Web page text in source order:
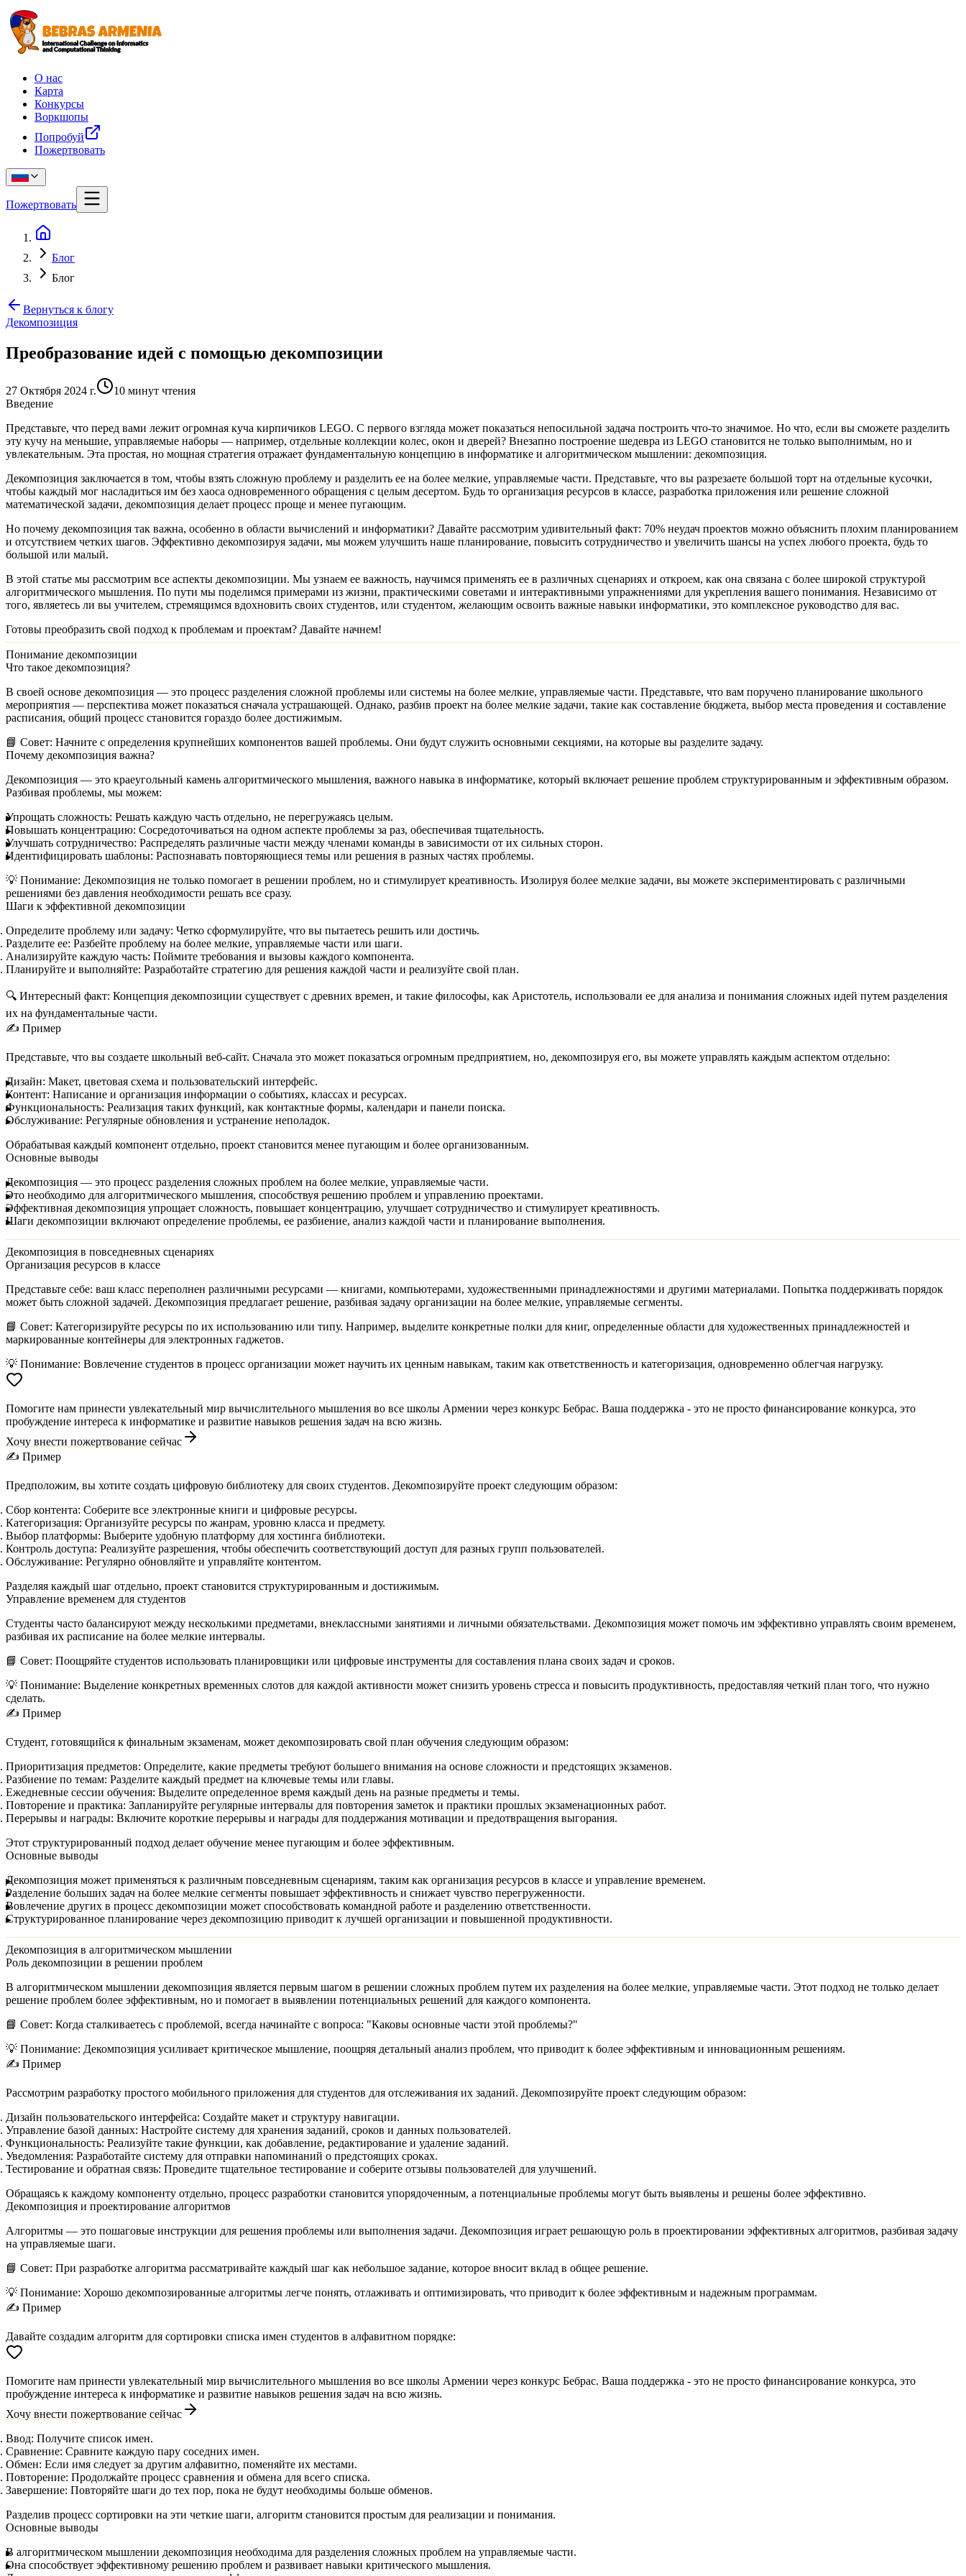
О нас
Карта
Конкурсы
Воркшопы
Попробуй
Пожертвовать
Пожертвовать
Блог
Блог
Вернуться к блогу
Декомпозиция
Преобразование идей с помощью декомпозиции
27 Октября 2024 г.
10 минут чтения
Введение
Представьте, что перед вами лежит огромная куча кирпичиков LEGO. С первого взгляда может показаться непосильной задача построить что-то значимое. Но что, если вы сможете разделить
эту кучу на меньшие, управляемые наборы — например, отдельные коллекции колес, окон и дверей? Внезапно построение шедевра из LEGO становится не только выполнимым, но и
увлекательным. Эта простая, но мощная стратегия отражает фундаментальную концепцию в информатике и алгоритмическом мышлении: декомпозиция.
Декомпозиция заключается в том, чтобы взять сложную проблему и разделить ее на более мелкие, управляемые части. Представьте, что вы разрезаете большой торт на отдельные кусочки,
чтобы каждый мог насладиться им без хаоса одновременного обращения с целым десертом. Будь то организация ресурсов в классе, разработка приложения или решение сложной
математической задачи, декомпозиция делает процесс проще и менее пугающим.
Но почему декомпозиция так важна, особенно в области вычислений и информатики? Давайте рассмотрим удивительный факт: 70% неудач проектов можно объяснить плохим планированием
и отсутствием четких шагов. Эффективно декомпозируя задачи, мы можем улучшить наше планирование, повысить сотрудничество и увеличить шансы на успех любого проекта, будь то
большой или малый.
В этой статье мы рассмотрим все аспекты декомпозиции. Мы узнаем ее важность, научимся применять ее в различных сценариях и откроем, как она связана с более широкой структурой
алгоритмического мышления. По пути мы поделимся примерами из жизни, практическими советами и интерактивными упражнениями для укрепления вашего понимания. Независимо от
того, являетесь ли вы учителем, стремящимся вдохновить своих студентов, или студентом, желающим освоить важные навыки информатики, это комплексное руководство для вас.
Готовы преобразить свой подход к проблемам и проектам? Давайте начнем!
Понимание декомпозиции
Что такое декомпозиция?
В своей основе декомпозиция — это процесс разделения сложной проблемы или системы на более мелкие, управляемые части. Представьте, что вам поручено планирование школьного
мероприятия — перспектива может показаться сначала устрашающей. Однако, разбив проект на более мелкие задачи, такие как составление бюджета, выбор места проведения и составление
расписания, общий процесс становится гораздо более достижимым.
📘 Совет: Начните с определения крупнейших компонентов вашей проблемы. Они будут служить основными секциями, на которые вы разделите задачу.
Почему декомпозиция важна?
Декомпозиция — это краеугольный камень алгоритмического мышления, важного навыка в информатике, который включает решение проблем структурированным и эффективным образом.
Разбивая проблемы, мы можем:
Упрощать сложность: Решать каждую часть отдельно, не перегружаясь целым.
Повышать концентрацию: Сосредоточиваться на одном аспекте проблемы за раз, обеспечивая тщательность.
Улучшать сотрудничество: Распределять различные части между членами команды в зависимости от их сильных сторон.
Идентифицировать шаблоны: Распознавать повторяющиеся темы или решения в разных частях проблемы.
💡 Понимание: Декомпозиция не только помогает в решении проблем, но и стимулирует креативность. Изолируя более мелкие задачи, вы можете экспериментировать с различными
решениями без давления необходимости решать все сразу.
Шаги к эффективной декомпозиции
Определите проблему или задачу: Четко сформулируйте, что вы пытаетесь решить или достичь.
Разделите ее: Разбейте проблему на более мелкие, управляемые части или шаги.
Анализируйте каждую часть: Поймите требования и вызовы каждого компонента.
Планируйте и выполняйте: Разработайте стратегию для решения каждой части и реализуйте свой план.
🔍 Интересный факт: Концепция декомпозиции существует с древних времен, и такие философы, как Аристотель, использовали ее для анализа и понимания сложных идей путем разделения
их на фундаментальные части.
✍️ Пример
Представьте, что вы создаете школьный веб-сайт. Сначала это может показаться огромным предприятием, но, декомпозируя его, вы можете управлять каждым аспектом отдельно:
Дизайн: Макет, цветовая схема и пользовательский интерфейс.
Контент: Написание и организация информации о событиях, классах и ресурсах.
Функциональность: Реализация таких функций, как контактные формы, календари и панели поиска.
Обслуживание: Регулярные обновления и устранение неполадок.
Обрабатывая каждый компонент отдельно, проект становится менее пугающим и более организованным.
Основные выводы
Декомпозиция — это процесс разделения сложных проблем на более мелкие, управляемые части.
Это необходимо для алгоритмического мышления, способствуя решению проблем и управлению проектами.
Эффективная декомпозиция упрощает сложность, повышает концентрацию, улучшает сотрудничество и стимулирует креативность.
Шаги декомпозиции включают определение проблемы, ее разбиение, анализ каждой части и планирование выполнения.
Декомпозиция в повседневных сценариях
Организация ресурсов в классе
Представьте себе: ваш класс переполнен различными ресурсами — книгами, компьютерами, художественными принадлежностями и другими материалами. Попытка поддерживать порядок
может быть сложной задачей. Декомпозиция предлагает решение, разбивая задачу организации на более мелкие, управляемые сегменты.
📘 Совет: Категоризируйте ресурсы по их использованию или типу. Например, выделите конкретные полки для книг, определенные области для художественных принадлежностей и
маркированные контейнеры для электронных гаджетов.
💡 Понимание: Вовлечение студентов в процесс организации может научить их ценным навыкам, таким как ответственность и категоризация, одновременно облегчая нагрузку.
Помогите нам принести увлекательный мир вычислительного мышления во все школы Армении через конкурс Бебрас. Ваша поддержка - это не просто финансирование конкурса, это
пробуждение интереса к информатике и развитие навыков решения задач на всю жизнь.
Хочу внести пожертвование сейчас
✍️ Пример
Предположим, вы хотите создать цифровую библиотеку для своих студентов. Декомпозируйте проект следующим образом:
Сбор контента: Соберите все электронные книги и цифровые ресурсы.
Категоризация: Организуйте ресурсы по жанрам, уровню класса и предмету.
Выбор платформы: Выберите удобную платформу для хостинга библиотеки.
Контроль доступа: Реализуйте разрешения, чтобы обеспечить соответствующий доступ для разных групп пользователей.
Обслуживание: Регулярно обновляйте и управляйте контентом.
Разделяя каждый шаг отдельно, проект становится структурированным и достижимым.
Управление временем для студентов
Студенты часто балансируют между несколькими предметами, внеклассными занятиями и личными обязательствами. Декомпозиция может помочь им эффективно управлять своим временем,
разбивая их расписание на более мелкие интервалы.
📘 Совет: Поощряйте студентов использовать планировщики или цифровые инструменты для составления плана своих задач и сроков.
💡 Понимание: Выделение конкретных временных слотов для каждой активности может снизить уровень стресса и повысить продуктивность, предоставляя четкий план того, что нужно
сделать.
✍️ Пример
Студент, готовящийся к финальным экзаменам, может декомпозировать свой план обучения следующим образом:
Приоритизация предметов: Определите, какие предметы требуют большего внимания на основе сложности и предстоящих экзаменов.
Разбиение по темам: Разделите каждый предмет на ключевые темы или главы.
Ежедневные сессии обучения: Выделите определенное время каждый день на разные предметы и темы.
Повторение и практика: Запланируйте регулярные интервалы для повторения заметок и практики прошлых экзаменационных работ.
Перерывы и награды: Включите короткие перерывы и награды для поддержания мотивации и предотвращения выгорания.
Этот структурированный подход делает обучение менее пугающим и более эффективным.
Основные выводы
Декомпозиция может применяться к различным повседневным сценариям, таким как организация ресурсов в классе и управление временем.
Разделение больших задач на более мелкие сегменты повышает эффективность и снижает чувство перегруженности.
Вовлечение других в процесс декомпозиции может способствовать командной работе и разделению ответственности.
Структурированное планирование через декомпозицию приводит к лучшей организации и повышенной продуктивности.
Декомпозиция в алгоритмическом мышлении
Роль декомпозиции в решении проблем
В алгоритмическом мышлении декомпозиция является первым шагом в решении сложных проблем путем их разделения на более мелкие, управляемые части. Этот подход не только делает
решение проблем более эффективным, но и помогает в выявлении потенциальных решений для каждого компонента.
📘 Совет: Когда сталкиваетесь с проблемой, всегда начинайте с вопроса: "Каковы основные части этой проблемы?"
💡 Понимание: Декомпозиция усиливает критическое мышление, поощряя детальный анализ проблем, что приводит к более эффективным и инновационным решениям.
✍️ Пример
Рассмотрим разработку простого мобильного приложения для студентов для отслеживания их заданий. Декомпозируйте проект следующим образом:
Дизайн пользовательского интерфейса: Создайте макет и структуру навигации.
Управление базой данных: Настройте систему для хранения заданий, сроков и данных пользователей.
Функциональность: Реализуйте такие функции, как добавление, редактирование и удаление заданий.
Уведомления: Разработайте систему для отправки напоминаний о предстоящих сроках.
Тестирование и обратная связь: Проведите тщательное тестирование и соберите отзывы пользователей для улучшений.
Обращаясь к каждому компоненту отдельно, процесс разработки становится упорядоченным, а потенциальные проблемы могут быть выявлены и решены более эффективно.
Декомпозиция и проектирование алгоритмов
Алгоритмы — это пошаговые инструкции для решения проблемы или выполнения задачи. Декомпозиция играет решающую роль в проектировании эффективных алгоритмов, разбивая задачу
на управляемые шаги.
📘 Совет: При разработке алгоритма рассматривайте каждый шаг как небольшое задание, которое вносит вклад в общее решение.
💡 Понимание: Хорошо декомпозированные алгоритмы легче понять, отлаживать и оптимизировать, что приводит к более эффективным и надежным программам.
✍️ Пример
Давайте создадим алгоритм для сортировки списка имен студентов в алфавитном порядке:
Помогите нам принести увлекательный мир вычислительного мышления во все школы Армении через конкурс Бебрас. Ваша поддержка - это не просто финансирование конкурса, это
пробуждение интереса к информатике и развитие навыков решения задач на всю жизнь.
Хочу внести пожертвование сейчас
Ввод: Получите список имен.
Сравнение: Сравните каждую пару соседних имен.
Обмен: Если имя следует за другим алфавитно, поменяйте их местами.
Повторение: Продолжайте процесс сравнения и обмена для всего списка.
Завершение: Повторяйте шаги до тех пор, пока не будут необходимы больше обменов.
Разделив процесс сортировки на эти четкие шаги, алгоритм становится простым для реализации и понимания.
Основные выводы
В алгоритмическом мышлении декомпозиция необходима для разделения сложных проблем на управляемые части.
Она способствует эффективному решению проблем и развивает навыки критического мышления.